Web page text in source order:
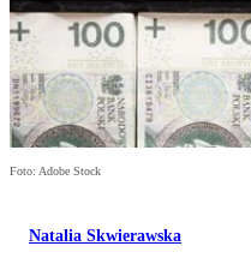
Foto: Adobe Stock
Natalia Skwierawska